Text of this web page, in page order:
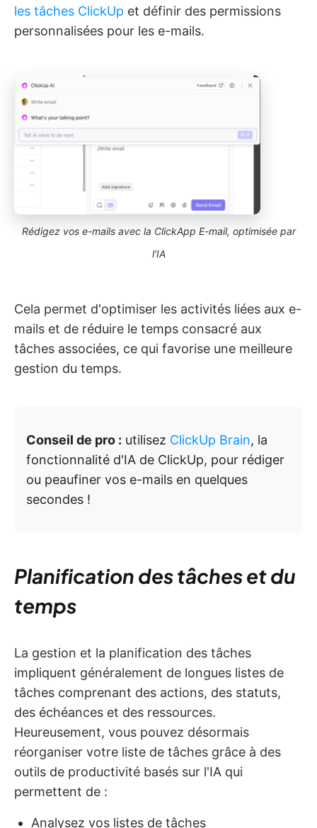
les tâches ClickUp et définir des permissions
personnalisées pour les e-mails.
Rédigez vos e-mails avec la ClickApp E-mail, optimisée par
l'IA
Cela permet d'optimiser les activités liées aux e-
mails et de réduire le temps consacré aux
tâches associées, ce qui favorise une meilleure
gestion du temps.
Conseil de pro : utilisez ClickUp Brain, la
fonctionnalité d'IA de ClickUp, pour rédiger
ou peaufiner vos e-mails en quelques
secondes !
Planification des tâches et du
temps
La gestion et la planification des tâches
impliquent généralement de longues listes de
tâches comprenant des actions, des statuts,
des échéances et des ressources.
Heureusement, vous pouvez désormais
réorganiser votre liste de tâches grâce à des
outils de productivité basés sur l'IA qui
permettent de :
Analysez vos listes de tâches